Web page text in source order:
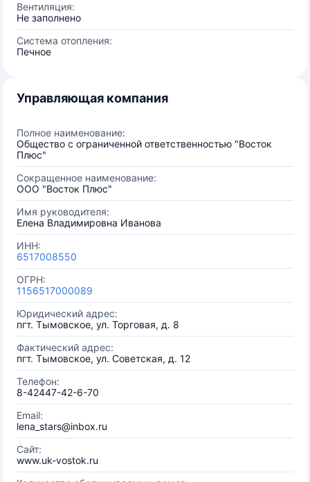
Вентиляция:
Не заполнено
Система отопления:
Печное
Управляющая компания
Полное наименование:
Общество с ограниченной ответственностью "Восток
Плюс"
Сокращенное наименование:
OOO "Восток Плюс"
Имя руководителя:
Елена Владимировна Иванова
ИНН:
6517008550
ОГРН:
1156517000089
Юридический адрес:
пгт. Тымовское, ул. Торговая, д. 8
Фактический адрес:
пгт. Тымовское, ул. Советская, д. 12
Телефон:
8-42447-42-6-70
Email:
lena_stars@inbox.ru
Сайт:
www.uk-vostok.ru